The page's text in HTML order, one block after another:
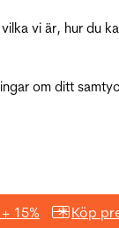
vi är, hur du
om ditt
15% Köp